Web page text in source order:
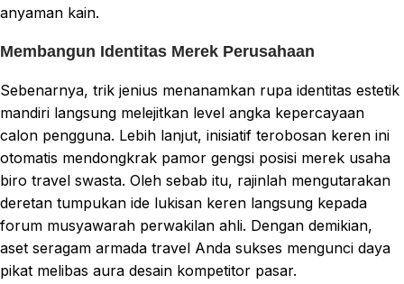
anyaman kain.
Membangun Identitas Merek Perusahaan
Sebenarnya, trik jenius menanamkan rupa identitas estetik
mandiri langsung melejitkan level angka kepercayaan
calon pengguna. Lebih lanjut, inisiatif terobosan keren ini
otomatis mendongkrak pamor gengsi posisi merek usaha
biro travel swasta. Oleh sebab itu, rajinlah mengutarakan
deretan tumpukan ide lukisan keren langsung kepada
forum musyawarah perwakilan ahli. Dengan demikian,
aset seragam armada travel Anda sukses mengunci daya
pikat melibas aura desain kompetitor pasar.